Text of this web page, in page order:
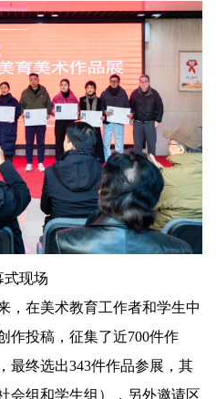
式现场
在美术教育工作者和学生中
作投稿，征集了近700件作
最终选出343件作品参展，其
会组和学生组），另外邀请区